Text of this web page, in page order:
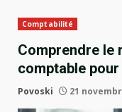
Comptabilité
Comprendre le
comptable pour
Povoski 21